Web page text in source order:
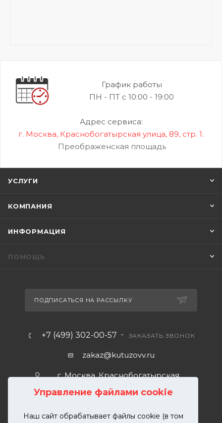
Управление файлами cookie
Наш сайт обрабатывает файлы cookie (в том
График работы
ПН - ПТ с 10:00 - 19:00
Адрес сервиса:
г. Москва, Краснобогатырская улица, 89, стр. 1.
Преображенская площадь
УСЛУГИ
КОМПАНИЯ
ИНФОРМАЦИЯ
ПОМОЩЬ
ПОДПИСАТЬСЯ НА РАССЫЛКУ
+7 (499) 302-00-57 ЗАКАЗАТЬ ЗВОНОК
zakaz@kutuzovv.ru
г. Москва, Краснобогатырская